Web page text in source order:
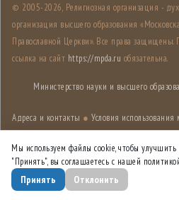
© 2005-2026, Религиозная организация -
организация высшего образования
Православной Церкви». Все права защищены.
ссылка на сайт https://mpda.ru обязательна.
Министерство науки и высшего
Адреса и контакты ● Условия использования
конфиденциальности●Карта сайта
Дизайн разработанЛабораторией дизайна
Мы используем файлы cookie, чтобы
"Принять", вы соглашаетесь с нашей
Принять Отклонить